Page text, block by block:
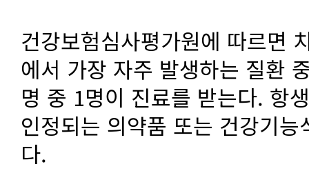
건강보험심사평가원에 따르면
에서 가장 자주 발생하는 질환
명 중 1명이 진료를 받는다. 항
인정되는 의약품 또는 건강기
다.